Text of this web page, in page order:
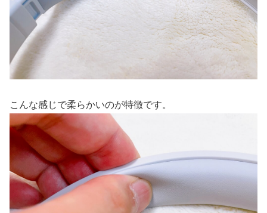
こんな感じで柔らかいのが特徴です。